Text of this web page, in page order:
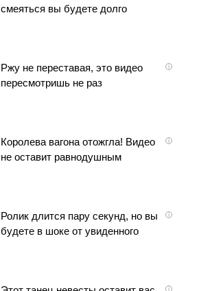
смеяться вы будете долго
i
Ржу не переставая, это видео
пересмотришь не раз
i
Королева вагона отожгла! Видео
не оставит равнодушным
i
Ролик длится пару секунд, но вы
будете в шоке от увиденного
i